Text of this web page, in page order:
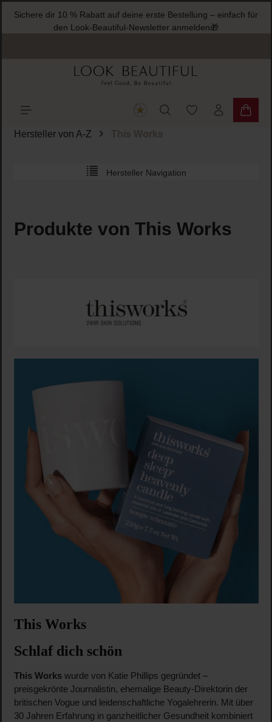
springen
Sichere dir 10 %
Du hast 0
Hersteller von A-Z This Works
Hersteller Navigation
Produkte von This Works
This Works
Schlaf dich schön
This Workswurde von Katie Phillips gegründet –
preisgekrönte Journalistin, ehemalige Beauty-Direktorin der
britischen Vogue und leidenschaftliche Yogalehrerin. Mit über
30 Jahren Erfahrung in ganzheitlicher Gesundheit kombiniert